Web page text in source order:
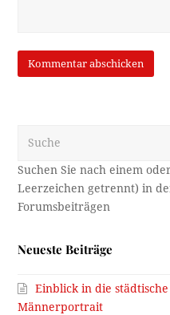
Neueste Beiträge
Einblick in die
Männerportrait